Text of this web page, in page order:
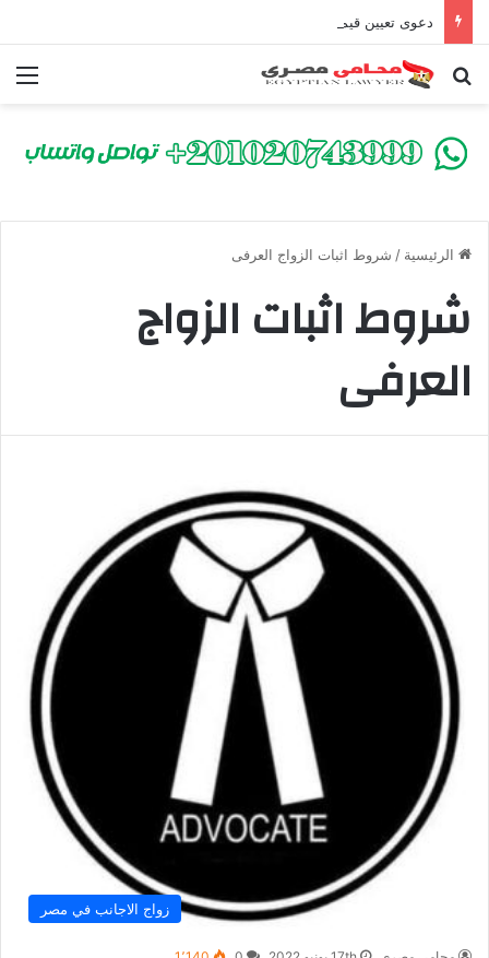
بحث عن
الرئيسية / شروط اثبات الزواج العرفى
شروط اثبات الزواج
العرفى
زواج الاجانب في مصر